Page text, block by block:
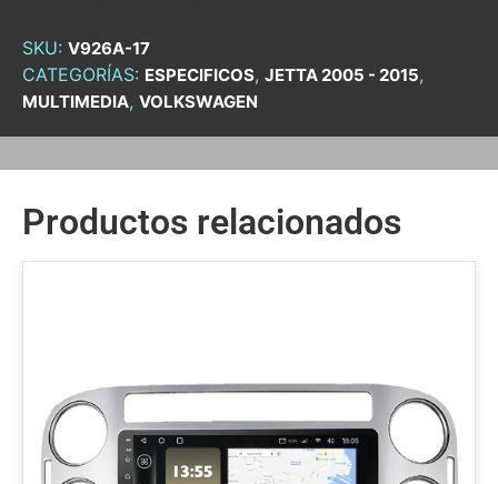
SKU: V926A-17
CATEGORÍAS: ESPECIFICOS, JETTA 2005 - 2015,
MULTIMEDIA, VOLKSWAGEN
Productos relacionados